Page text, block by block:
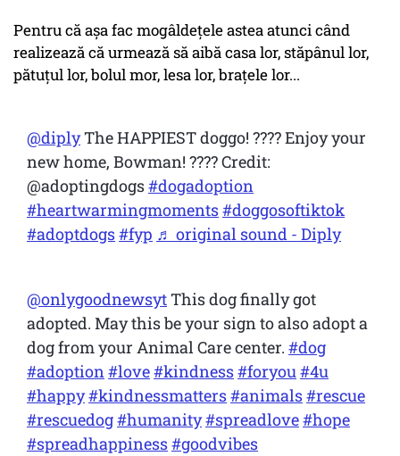
Pentru că așa fac mogâldețele astea atunci când
realizează că urmează să aibă casa lor, stăpânul lor,
pătuțul lor, bolul mor, lesa lor, brațele lor...
@diplyThe HAPPIEST doggo! ???? Enjoy your
new home, Bowman! ???? Credit:
@adoptingdogs#dogadoption
#heartwarmingmoments#doggosoftiktok
#adoptdogs#fyp ♬ original sound - Diply
@onlygoodnewsytThis dog finally got
adopted. May this be your sign to also adopt a
dog from your Animal Care center. #dog
#adoption#love#kindness#foryou#4u
#happy#kindnessmatters#animals#rescue
#rescuedog#humanity#spreadlove#hope
#spreadhappiness#goodvibes